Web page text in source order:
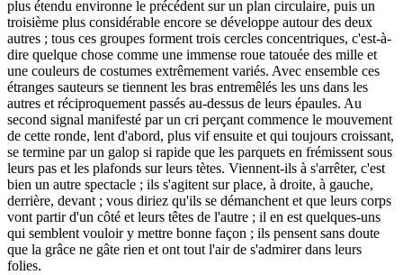
plus étendu environne le précédent sur un plan circulaire, puis un
troisième plus considérable encore se développe autour des deux
autres ; tous ces groupes forment trois cercles concentriques, c'est-à-
dire quelque chose comme une immense roue tatouée des mille et
une couleurs de costumes extrêmement variés. Avec ensemble ces
étranges sauteurs se tiennent les bras entremêlés les uns dans les
autres et réciproquement passés au-dessus de leurs épaules. Au
second signal manifesté par un cri perçant commence le mouvement
de cette ronde, lent d'abord, plus vif ensuite et qui toujours croissant,
se termine par un galop si rapide que les parquets en frémissent sous
leurs pas et les plafonds sur leurs tètes. Viennent-ils à s'arrêter, c'est
bien un autre spectacle ; ils s'agitent sur place, à droite, à gauche,
derrière, devant ; vous diriez qu'ils se démanchent et que leurs corps
vont partir d'un côté et leurs têtes de l'autre ; il en est quelques-uns
qui semblent vouloir y mettre bonne façon ; ils pensent sans doute
que la grâce ne gâte rien et ont tout l'air de s'admirer dans leurs
folies.